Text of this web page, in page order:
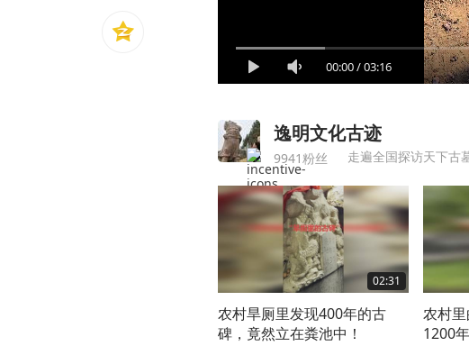
00:00/03:16
逸明文化古迹
9941粉丝 走遍全国探访天下古
02:31
农村旱厕里发现400年的古
碑，竟然立在粪池中！
农村
1200